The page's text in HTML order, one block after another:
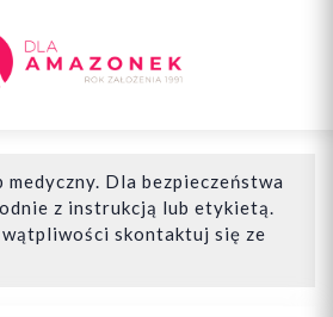
Dla bezpieczeństwa
z instrukcją lub etykietą.
skontaktuj się ze